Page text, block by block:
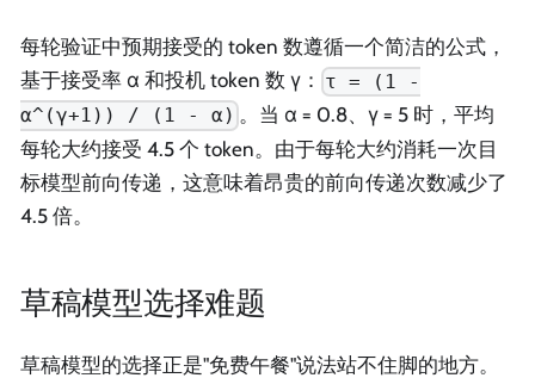
每轮验证中预期接受的 token 数遵循一个简洁的公式，
基于接受率 α 和投机 token 数 γ： τ = (1 -
α^(γ+1)) / (1 - α) 。当 α = 0.8、γ = 5 时，平均
每轮大约接受 4.5 个 token。由于每轮大约消耗一次目
标模型前向传递，这意味着昂贵的前向传递次数减少了
4.5 倍。
草稿模型选择难题
草稿模型的选择正是"免费午餐"说法站不住脚的地方。